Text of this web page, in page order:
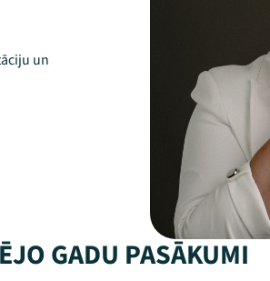
un
GADU PASĀKUMI